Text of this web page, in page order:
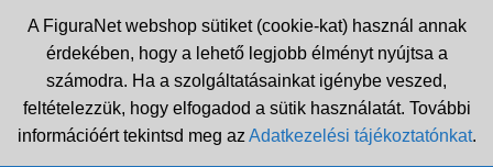
A FiguraNet webshop sütiket (cookie-kat) használ annak
érdekében, hogy a lehető legjobb élményt nyújtsa a
számodra. Ha a szolgáltatásainkat igénybe veszed,
feltételezzük, hogy elfogadod a sütik használatát. További
információért tekintsd meg az Adatkezelési tájékoztatónkat.